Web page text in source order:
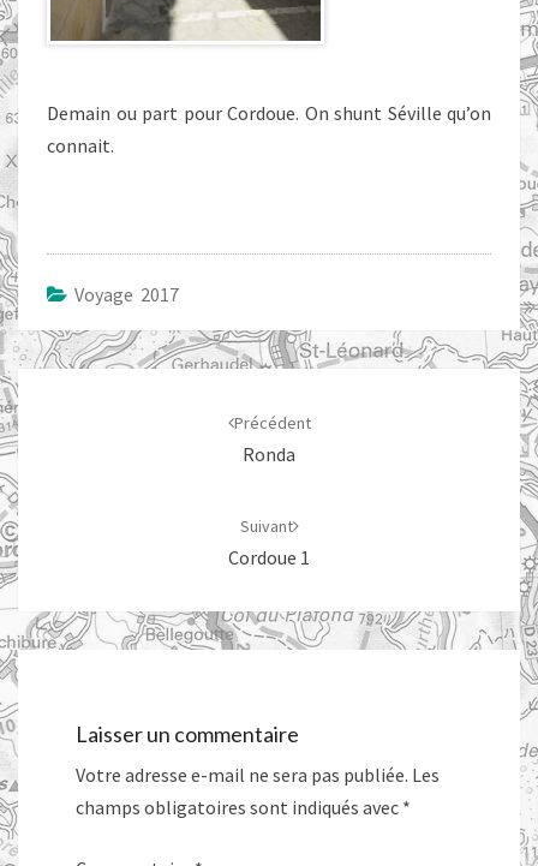
Demain ou part pour Cordoue. On shunt Séville qu’on
connait.
Voyage 2017
Navigation
d'article
Précédent
Ronda
Suivant
Cordoue 1
Laisser un commentaire
Votre adresse e-mail ne sera pas publiée. Les
champs obligatoires sont indiqués avec *